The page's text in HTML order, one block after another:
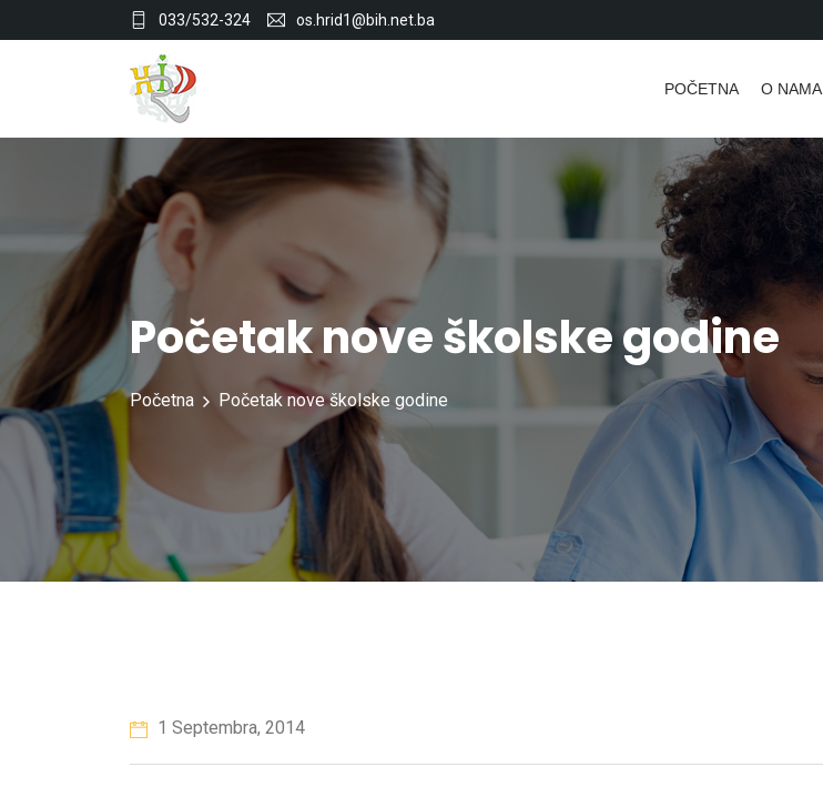
033/532-324 os.hrid1@bih.net.ba
POČETNA O NAMA
Početak nove školske godine
Početna Početak nove školske godine
1 Septembra, 2014